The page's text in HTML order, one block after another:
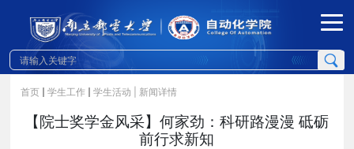
首页 学生工作 学生活动 | 新闻详情
【院士奖学金风采】何家劲：科研路漫漫 砥砺
前行求新知